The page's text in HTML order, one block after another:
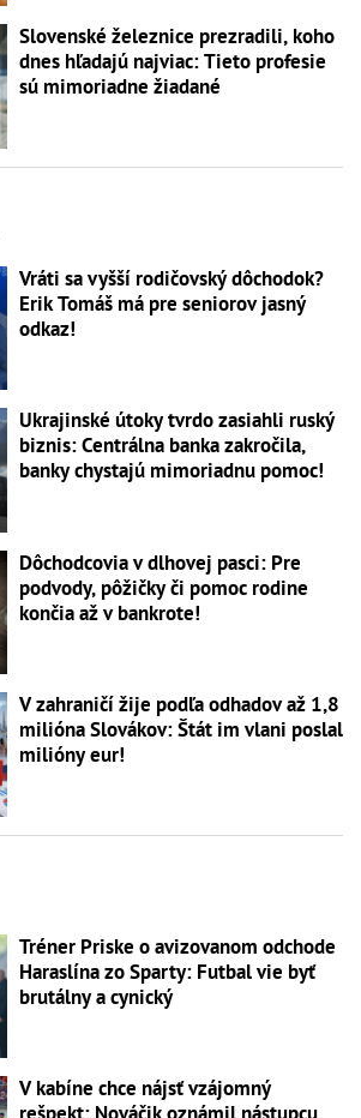
Slovenské železnice prezradili, koho
dnes hľadajú najviac: Tieto profesie
sú mimoriadne žiadané
Vráti sa vyšší rodičovský dôchodok?
Erik Tomáš má pre seniorov jasný
odkaz!
Ukrajinské útoky tvrdo zasiahli ruský
biznis: Centrálna banka zakročila,
banky chystajú mimoriadnu pomoc!
Dôchodcovia v dlhovej pasci: Pre
podvody, pôžičky či pomoc rodine
končia až v bankrote!
V zahraničí žije podľa odhadov až 1,8
milióna Slovákov: Štát im vlani poslal
milióny eur!
Tréner Priske o avizovanom odchode
Haraslína zo Sparty: Futbal vie byť
brutálny a cynický
V kabíne chce nájsť vzájomný